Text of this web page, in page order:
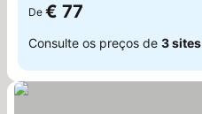
De € 77
Consulte os preços de 3 sites